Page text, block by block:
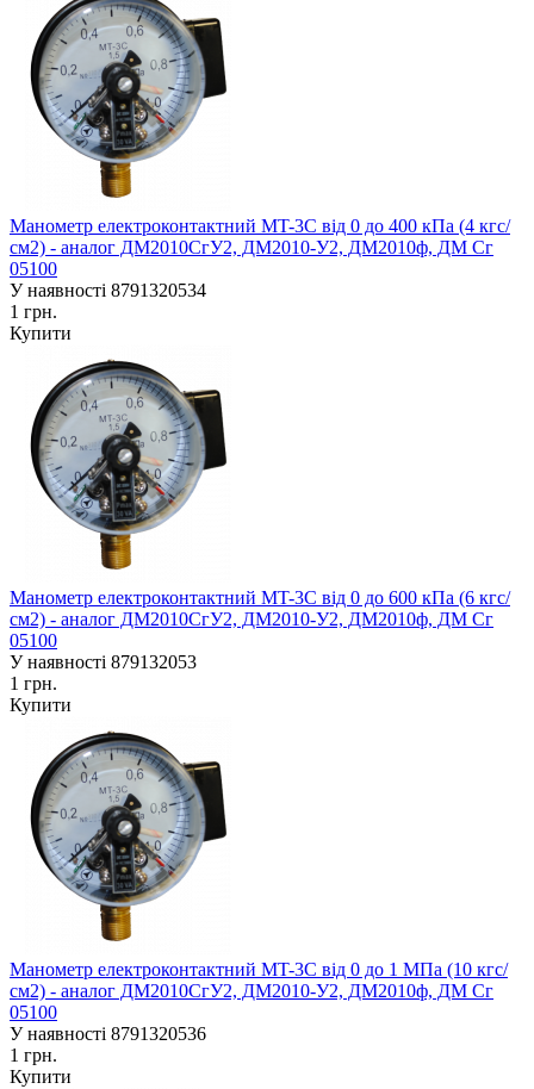
Манометр електроконтактний MT-3C від 0 до 400 кПа (4 кгс/
см2) - аналог ДМ2010СгУ2, ДМ2010-У2, ДМ2010ф, ДМ Сг
05100
У наявності 8791320534
1 грн.
Купити
Манометр електроконтактний MT-3C від 0 до 600 кПа (6 кгс/
см2) - аналог ДМ2010СгУ2, ДМ2010-У2, ДМ2010ф, ДМ Сг
05100
У наявності 879132053
1 грн.
Купити
Манометр електроконтактний MT-3C від 0 до 1 МПа (10 кгс/
см2) - аналог ДМ2010СгУ2, ДМ2010-У2, ДМ2010ф, ДМ Сг
05100
У наявності 8791320536
1 грн.
Купити